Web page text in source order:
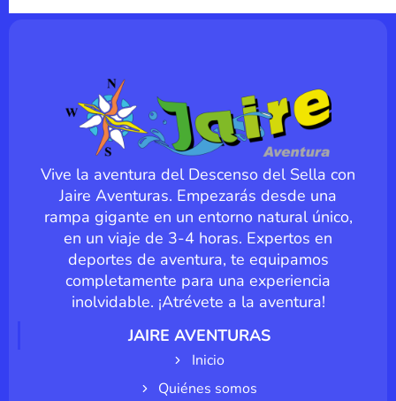
Vive la aventura del Descenso del Sella con
Jaire Aventuras. Empezarás desde una
rampa gigante en un entorno natural único,
en un viaje de 3-4 horas. Expertos en
deportes de aventura, te equipamos
completamente para una experiencia
inolvidable. ¡Atrévete a la aventura!
JAIRE AVENTURAS
Inicio
Quiénes somos